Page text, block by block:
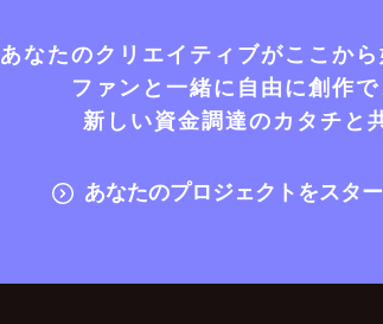
あなたのクリエイティブがここか
ファンと一緒に自由に創作
新しい資金調達のカタチと
あなたのプロジェクトをスタ